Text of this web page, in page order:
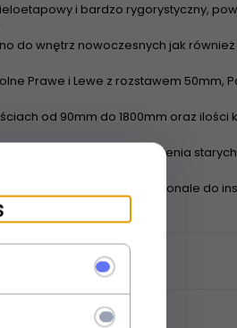
i bardzo rygorystyczny,
do wnętrz nowoczesnych jak
Prawe i Lewe z rozstawem 50mm,
od 90mm do 1800mm oraz
Tesi nadają się do zastąpienia
grzejniki nadaja się doskonale do